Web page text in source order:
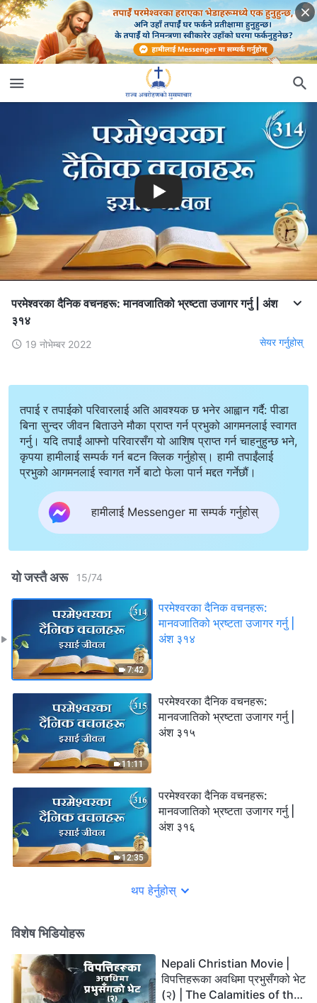
परमेश्‍वरका दैनिक वचनहरू: मानवजातिको भ्रष्टता उजागर गर्नु | अंश
३१४
19 नोभेम्बर 2022 सेयर गर्नुहोस्
तपाई र तपाईको परिवारलाई अति आवश्यक छ भनेर आह्वान गर्दै: पीडा
बिना सुन्दर जीवन बिताउने मौका प्राप्त गर्न प्रभुको आगमनलाई स्वागत
गर्नु। यदि तपाईं आफ्नो परिवारसँग यो आशिष प्राप्त गर्न चाहनुहुन्छ भने,
कृपया हामीलाई सम्पर्क गर्न बटन क्लिक गर्नुहोस्। हामी तपाईंलाई
प्रभुको आगमनलाई स्वागत गर्ने बाटो फेला पार्न मद्दत गर्नेछौं।
हामीलाई Messenger मा सम्पर्क गर्नुहोस्
यो जस्तै अरू 15/74
7:42
परमेश्‍वरका दैनिक वचनहरू:
मानवजातिको भ्रष्टता उजागर गर्नु |
अंश ३१४
11:11
परमेश्‍वरका दैनिक वचनहरू:
मानवजातिको भ्रष्टता उजागर गर्नु |
अंश ३१५
12:35
परमेश्‍वरका दैनिक वचनहरू:
मानवजातिको भ्रष्टता उजागर गर्नु |
अंश ३१६
थप हेर्नुहोस्
विशेष भिडियोहरू
Nepali Christian Movie |
विपत्तिहरूका अवधिमा प्रभुसँगको भेट
(२) | The Calamities of the